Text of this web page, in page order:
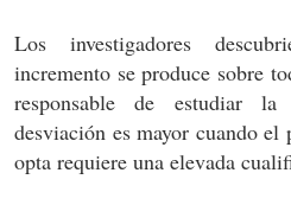
Los investigadores
incremento se produce sobre
responsable de estudiar
desviación es mayor cuando el
opta requiere una elevada